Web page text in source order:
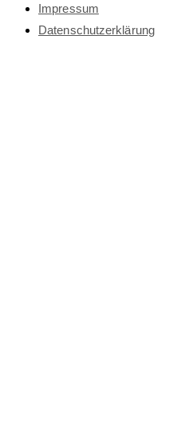
Impressum
Datenschutz­erklärung